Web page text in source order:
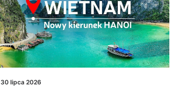
30 lipca 2026